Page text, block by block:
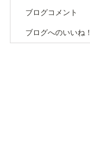
ブログコメント
ブログへのいいね！